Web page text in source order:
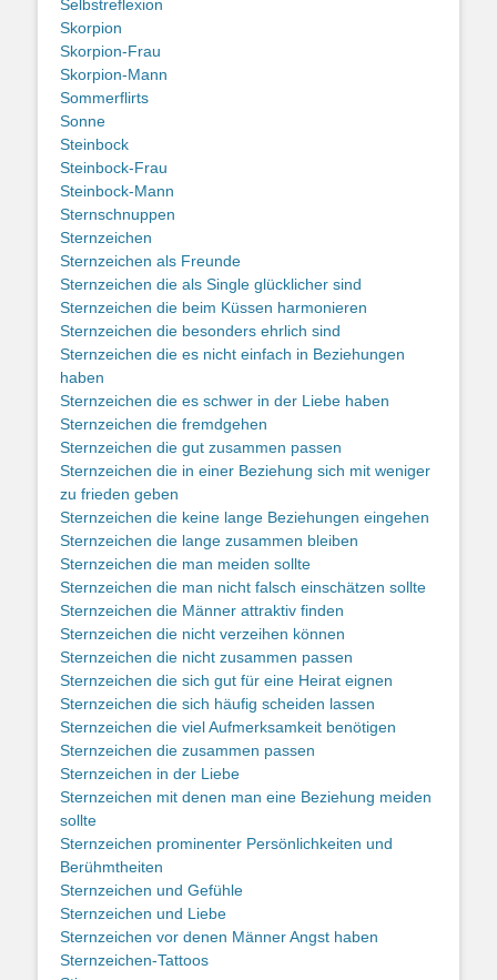
Selbstreflexion
Skorpion
Skorpion-Frau
Skorpion-Mann
Sommerflirts
Sonne
Steinbock
Steinbock-Frau
Steinbock-Mann
Sternschnuppen
Sternzeichen
Sternzeichen als Freunde
Sternzeichen die als Single glücklicher sind
Sternzeichen die beim Küssen harmonieren
Sternzeichen die besonders ehrlich sind
Sternzeichen die es nicht einfach in Beziehungen
haben
Sternzeichen die es schwer in der Liebe haben
Sternzeichen die fremdgehen
Sternzeichen die gut zusammen passen
Sternzeichen die in einer Beziehung sich mit weniger
zu frieden geben
Sternzeichen die keine lange Beziehungen eingehen
Sternzeichen die lange zusammen bleiben
Sternzeichen die man meiden sollte
Sternzeichen die man nicht falsch einschätzen sollte
Sternzeichen die Männer attraktiv finden
Sternzeichen die nicht verzeihen können
Sternzeichen die nicht zusammen passen
Sternzeichen die sich gut für eine Heirat eignen
Sternzeichen die sich häufig scheiden lassen
Sternzeichen die viel Aufmerksamkeit benötigen
Sternzeichen die zusammen passen
Sternzeichen in der Liebe
Sternzeichen mit denen man eine Beziehung meiden
sollte
Sternzeichen prominenter Persönlichkeiten und
Berühmtheiten
Sternzeichen und Gefühle
Sternzeichen und Liebe
Sternzeichen vor denen Männer Angst haben
Sternzeichen-Tattoos